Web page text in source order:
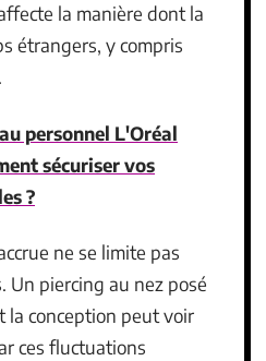
la manière dont la
étrangers, y compris
personnel L'Oréal
sécuriser vos
?
ne se limite pas
Un piercing au nez posé
la conception peut voir
ces fluctuations